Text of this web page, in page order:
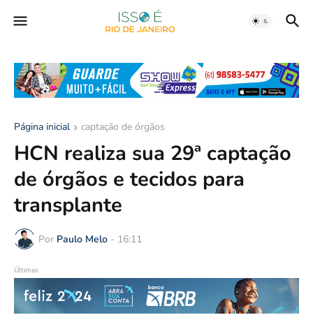
Página inicial captação de órgãos
HCN realiza sua 29ª captação
de órgãos e tecidos para
transplante
Por Paulo Melo - 16:11
Últimas